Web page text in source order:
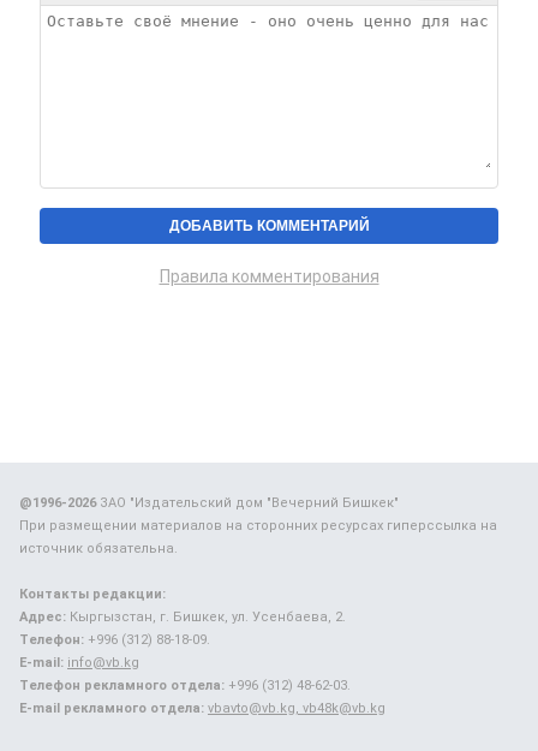
Правила комментирования
@1996-2026ЗАО "Издательский дом "Вечерний Бишкек"
При размещении материалов на сторонних ресурсах гиперссылка на
источник обязательна.
Контакты редакции:
Адрес: Кыргызстан, г. Бишкек, ул. Усенбаева, 2.
Телефон: +996 (312) 88-18-09.
E-mail: info@vb.kg
Телефон рекламного отдела: +996 (312) 48-62-03.
E-mail рекламного отдела: vbavto@vb.kg, vb48k@vb.kg